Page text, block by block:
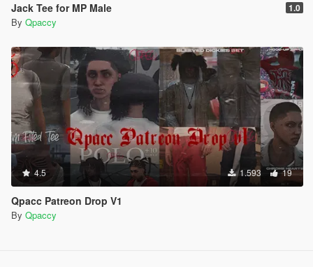
Jack Tee for MP Male 1.0
By Qpaccy
4.5 1.593 19
Qpacc Patreon Drop V1
By Qpaccy